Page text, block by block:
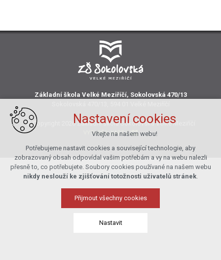
Základní škola Velké Meziříčí, Sokolovská 470/13
© Copyright 2026 Základní škola Sokolovská Velké Meziříčí
VYTVOŘIL XART.CZ
Nastavení cookies
Vítejte na našem webu!
Potřebujeme nastavit cookies a související technologie, aby
zobrazovaný obsah odpovídal vašim potřebám a vy na webu nalezli
přesně to, co potřebujete. Soubory cookies používané na našem webu
nikdy neslouží ke zjišťování totožnosti uživatelů stránek.
Přijmout všechny cookies
Nastavit